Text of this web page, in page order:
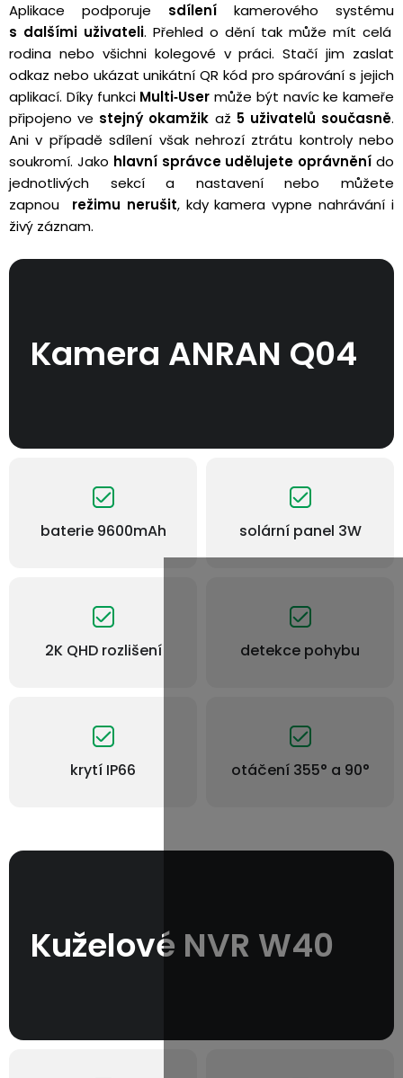
Aplikace podporuje sdílení kamerového systému
s dalšími uživateli. Přehled o dění tak může mít celá
rodina nebo všichni kolegové v práci. Stačí jim zaslat
odkaz nebo ukázat unikátní QR kód pro spárování s jejich
aplikací. Díky funkci Multi‑User může být navíc ke kameře
připojeno ve stejný okamžik až 5 uživatelů současně.
Ani v případě sdílení však nehrozí ztrátu kontroly nebo
soukromí. Jako hlavní správce udělujete oprávnění do
jednotlivých sekcí a nastavení nebo můžete
zapnou
režimu nerušit, kdy kamera vypne nahrávání i
živý záznam.
Kamera ANRAN Q04
baterie 9600mAh solární panel 3W
2K QHD rozlišení detekce pohybu
krytí IP66 otáčení 355° a 90°
Kuželové NVR W40